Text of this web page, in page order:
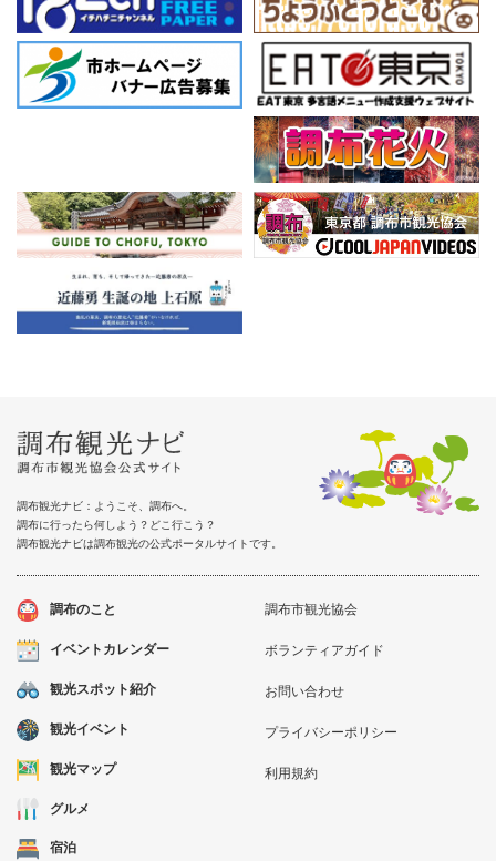
調布観光ナビ：ようこそ、調布へ。
調布に行ったら何しよう？どこ行こう？
調布観光ナビは調布観光の公式ポータルサイトです。
調布のこと
イベントカレンダー
観光スポット紹介
観光イベント
観光マップ
グルメ
宿泊
調布市観光協会
ボランティアガイド
お問い合わせ
プライバシーポリシー
利用規約